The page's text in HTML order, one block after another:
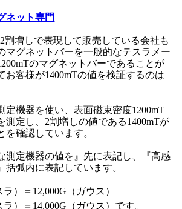
ネット専門
割増しで表現して販売している会社も
マグネットバーを一般的なテスラメー
のマグネットバーであることが
お客様が1400mTの値を検証するのは
定機器を使い、表面磁束密度1200mT
測定し、2割増しの値である1400mTが
を確認しています。
測定機器の値を』先に表記し、『高感
括弧内に表記しています。
）＝12,000G（ガウス）
）＝14,000G（ガウス）です。